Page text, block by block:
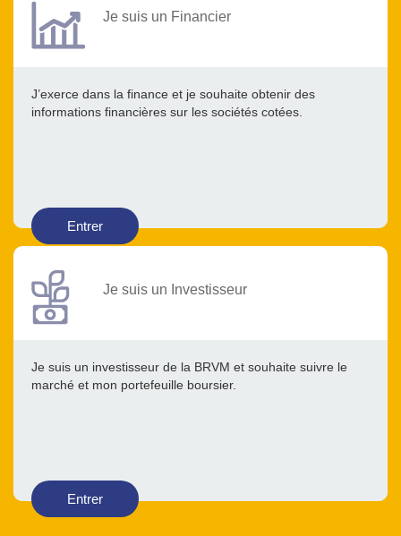
Je suis un Financier
J’exerce dans la finance et je souhaite obtenir des
informations financières sur les sociétés cotées.
Entrer
Je suis un Investisseur
Je suis un investisseur de la BRVM et souhaite suivre le
marché et mon portefeuille boursier.
Entrer